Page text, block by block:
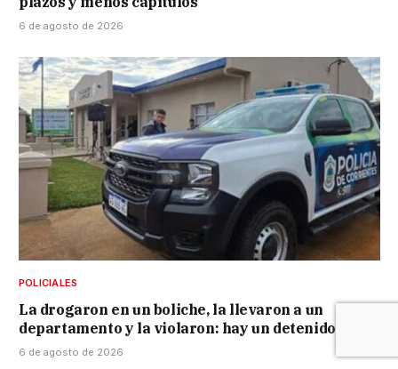
6 de agosto de 2026
POLICIALES
La drogaron en un boliche, la llevaron a un
departamento y la violaron: hay un detenido
6 de agosto de 2026